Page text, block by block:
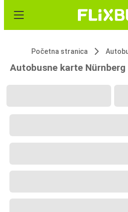
Početna stranica
Autobusne karte Nürnberg